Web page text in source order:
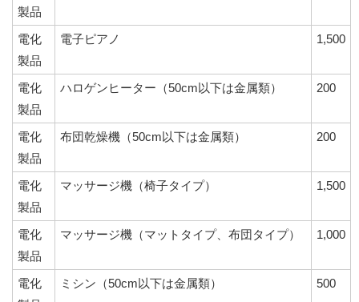
製品
電化
製品
電子ピアノ 1,500
電化
製品
ハロゲンヒーター（50cm以下は金属類） 200
電化
製品
布団乾燥機（50cm以下は金属類） 200
電化
製品
マッサージ機（椅子タイプ） 1,500
電化
製品
マッサージ機（マットタイプ、布団タイプ） 1,000
電化
ミシン（50cm以下は金属類） 500